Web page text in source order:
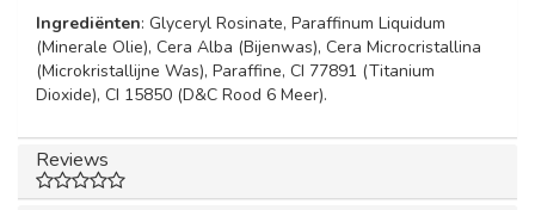
Ingrediënten: Glyceryl Rosinate, Paraffinum Liquidum
(Minerale Olie), Cera Alba (Bijenwas), Cera Microcristallina
(Microkristallijne Was), Paraffine, CI 77891 (Titanium
Dioxide), CI 15850 (D&C Rood 6 Meer).
Reviews